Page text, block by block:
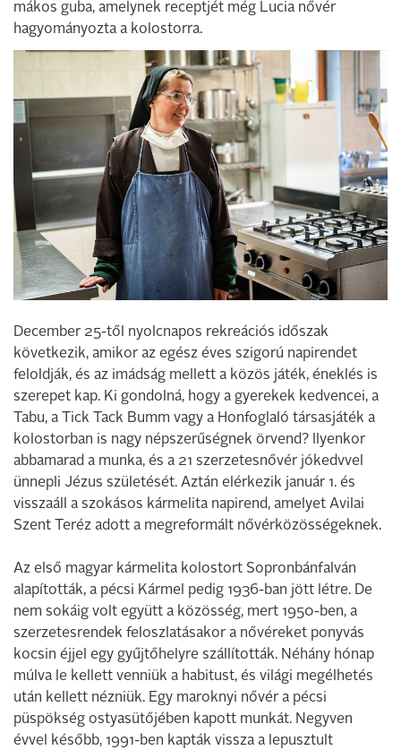
mákos guba, amelynek receptjét még Lucia nővér
hagyományozta a kolostorra.
December 25-től nyolcnapos rekreációs időszak
következik, amikor az egész éves szigorú napirendet
feloldják, és az imádság mellett a közös játék, éneklés is
szerepet kap. Ki gondolná, hogy a gyerekek kedvencei, a
Tabu, a Tick Tack Bumm vagy a Honfoglaló társasjáték a
kolostorban is nagy népszerűségnek örvend? Ilyenkor
abbamarad a munka, és a 21 szerzetesnővér jókedvvel
ünnepli Jézus születését. Aztán elérkezik január 1. és
visszaáll a szokásos kármelita napirend, amelyet Avilai
Szent Teréz adott a megreformált nővérközösségeknek.
Az első magyar kármelita kolostort Sopronbánfalván
alapították, a pécsi Kármel pedig 1936-ban jött létre. De
nem sokáig volt együtt a közösség, mert 1950-ben, a
szerzetesrendek feloszlatásakor a nővéreket ponyvás
kocsin éjjel egy gyűjtőhelyre szállították. Néhány hónap
múlva le kellett venniük a habitust, és világi megélhetés
után kellett nézniük. Egy maroknyi nővér a pécsi
püspökség ostyasütőjében kapott munkát. Negyven
évvel később, 1991-ben kapták vissza a lepusztult